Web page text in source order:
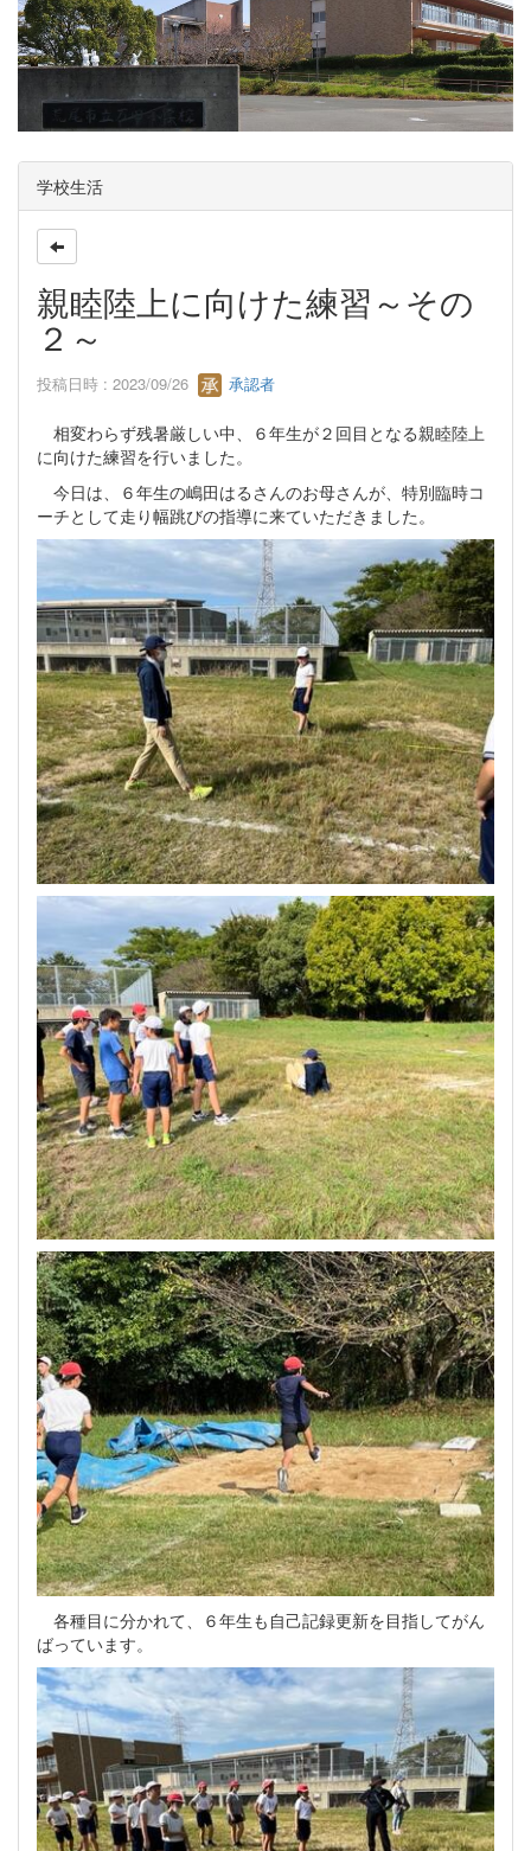
学校生活
親睦陸上に向けた練習～その
２～
投稿日時 : 2023/09/26 承認者
相変わらず残暑厳しい中、６年生が２回目となる親睦陸上
に向けた練習を行いました。
今日は、６年生の嶋田はるさんのお母さんが、特別臨時コ
ーチとして走り幅跳びの指導に来ていただきました。
各種目に分かれて、６年生も自己記録更新を目指してがん
ばっています。